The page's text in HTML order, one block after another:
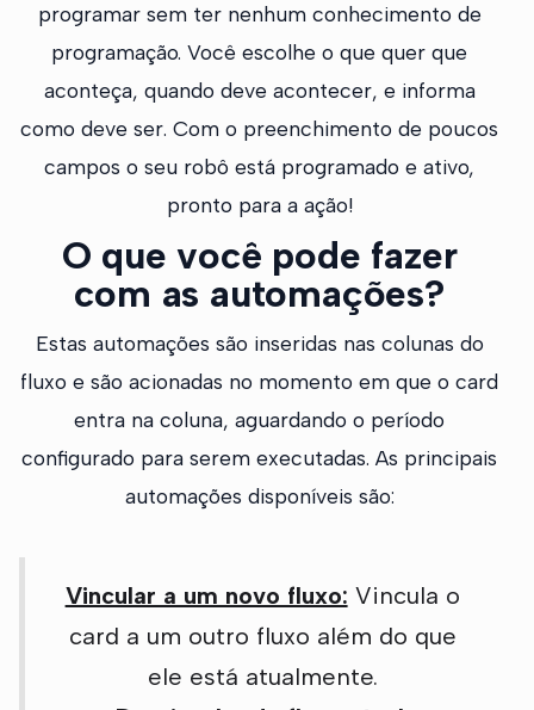
programar sem ter nenhum conhecimento de
programação. Você escolhe o que quer que
aconteça, quando deve acontecer, e informa
como deve ser. Com o preenchimento de poucos
campos o seu robô está programado e ativo,
pronto para a ação!
O que você pode fazer
com as automações?
Estas automações são inseridas nas colunas do
fluxo e são acionadas no momento em que o card
entra na coluna, aguardando o período
configurado para serem executadas. As principais
automações disponíveis são:
Vincular a um novo fluxo: Vincula o
card a um outro fluxo além do que
ele está atualmente.